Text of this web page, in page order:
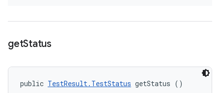
getStatus
public TestResult.TestStatus getStatus ()